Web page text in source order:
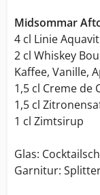
Midsommar
4 cl Linie
2 cl Whiskey
Kaffee, Vanille,
1,5 cl Creme de
1,5 cl
1 cl Zimtsirup
Glas:
Garnitur: